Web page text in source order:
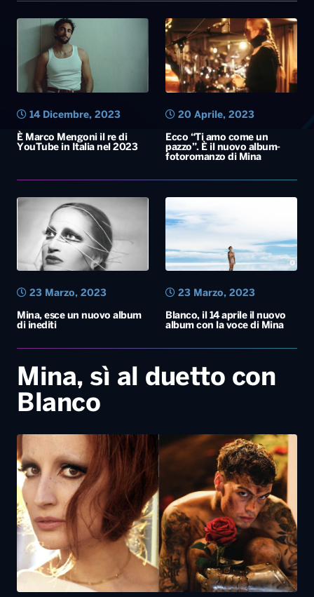
È Marco Mengoni il re di
YouTube in Italia nel 2023
14 Dicembre, 2023
Ecco “Ti amo come un
pazzo”. È il nuovo album-
fotoromanzo di Mina
20 Aprile, 2023
Mina, esce un nuovo album
di inediti
23 Marzo, 2023
Blanco, il 14 aprile il nuovo
album con la voce di Mina
23 Marzo, 2023
Mina, sì al duetto con
Blanco